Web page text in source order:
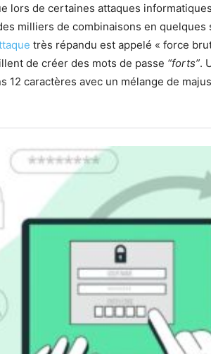
lors de certaines attaques
milliers de combinaisons en quelques
très répandu est appelé « force
de créer des mots de passe “forts”.
12 caractères avec un mélange de